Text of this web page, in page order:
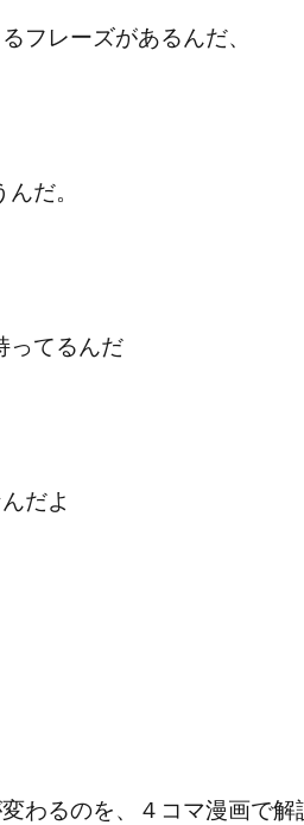
フレーズがあるんだ、
だ。
ってるんだ
だよ
わるのを、４コマ漫画で解